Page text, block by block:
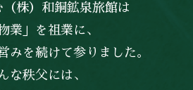
（株）和銅鉱泉旅館は
業」を祖業に、
みを続けて参りました。
な秩父には、